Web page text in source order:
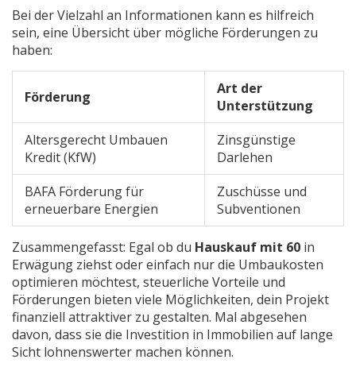
Bei der Vielzahl an Informationen kann es hilfreich
sein, eine Übersicht über mögliche Förderungen zu
haben:
Förderung
Art der
Unterstützung
Altersgerecht Umbauen
Kredit (KfW)
Zinsgünstige
Darlehen
BAFA Förderung für
erneuerbare Energien
Zuschüsse und
Subventionen
Zusammengefasst: Egal ob du Hauskauf mit 60 in
Erwägung ziehst oder einfach nur die Umbaukosten
optimieren möchtest, steuerliche Vorteile und
Förderungen bieten viele Möglichkeiten, dein Projekt
finanziell attraktiver zu gestalten. Mal abgesehen
davon, dass sie die Investition in Immobilien auf lange
Sicht lohnenswerter machen können.